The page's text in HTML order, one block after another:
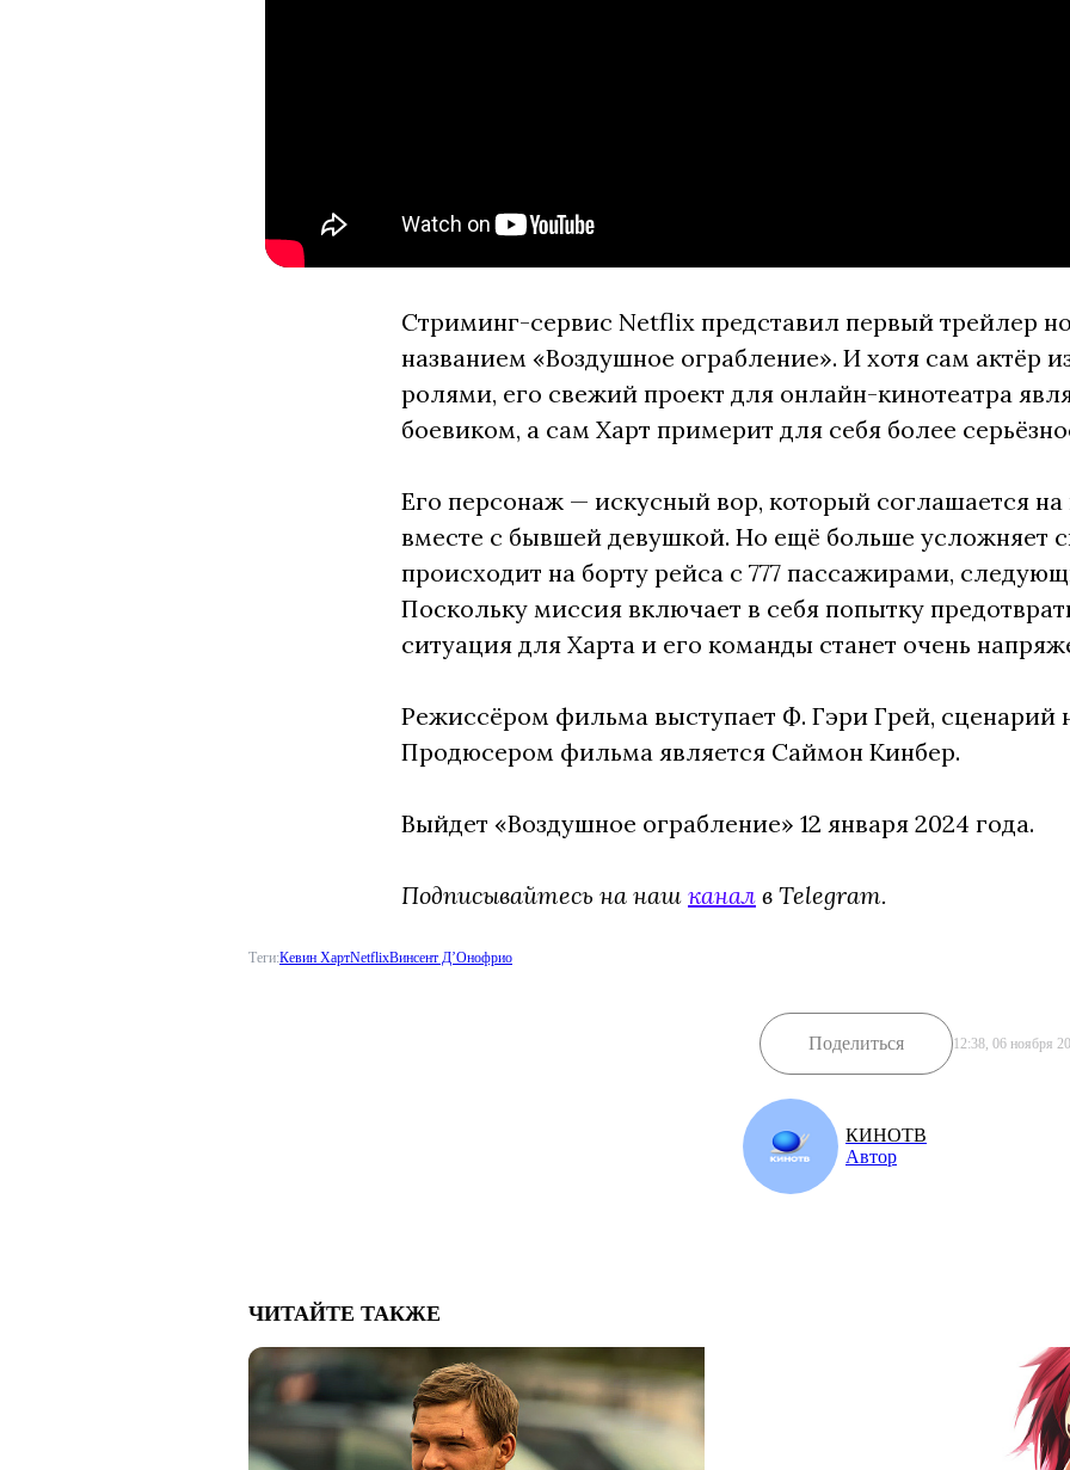
Стриминг-сервис Netflix представил первый трейлер
названием «Воздушное ограбление». И хотя сам актёр
ролями, его свежий проект для онлайн-кинотеатра
боевиком, а сам Харт примерит для себя более
Его персонаж — искусный вор, который соглашается
вместе с бывшей девушкой. Но ещё больше усложняет
происходит на борту рейса с 777 пассажирами,
Поскольку миссия включает в себя попытку
ситуация для Харта и его команды станет очень
Режиссёром фильма выступает Ф. Гэри Грей, сценарий
Продюсером фильма является Саймон Кинбер.
Выйдет «Воздушное ограбление» 12 января 2024 года.
Подписывайтесь на наш канал в Telegram.
Теги:Кевин ХартNetflixВинсент Д’Онофрио
Поделиться 12:38, 06 ноября
КИНОТВ
Автор
ЧИТАЙТЕ ТАКЖЕ